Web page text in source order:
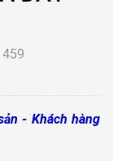
459
- Khách hàng